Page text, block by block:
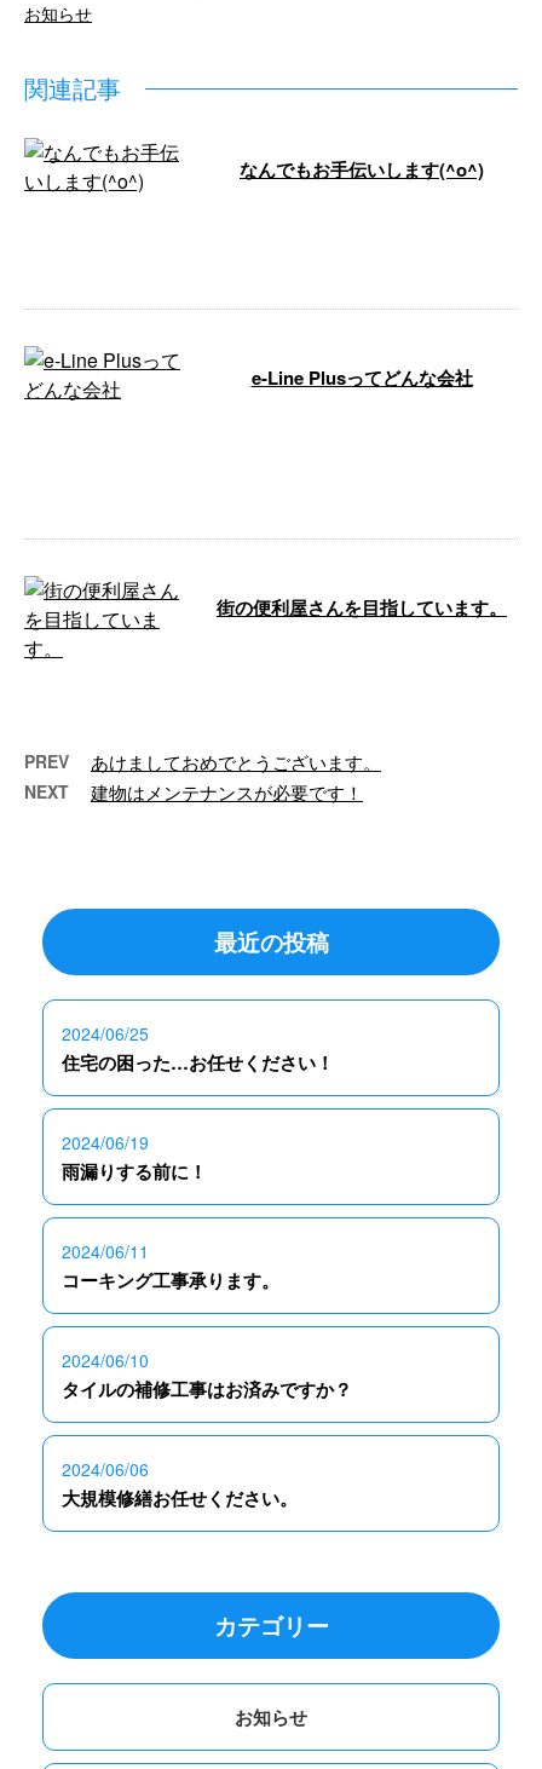
お知らせ
関連記事
なんでもお手伝いします(^o^)
e-Line Plusってどんな会社
街の便利屋さんを目指しています。
PREV あけましておめでとうございます。
NEXT 建物はメンテナンスが必要です！
最近の投稿
2024/06/25
住宅の困った…お任せください！
2024/06/19
雨漏りする前に！
2024/06/11
コーキング工事承ります。
2024/06/10
タイルの補修工事はお済みですか？
2024/06/06
大規模修繕お任せください。
カテゴリー
お知らせ